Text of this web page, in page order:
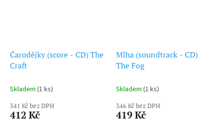
Čarodějky (score - CD) The
Craft
Skladem (1 ks)
341 Kč bez DPH
412 Kč
Mlha (soundtrack - CD)
The Fog
Skladem (1 ks)
346 Kč bez DPH
419 Kč